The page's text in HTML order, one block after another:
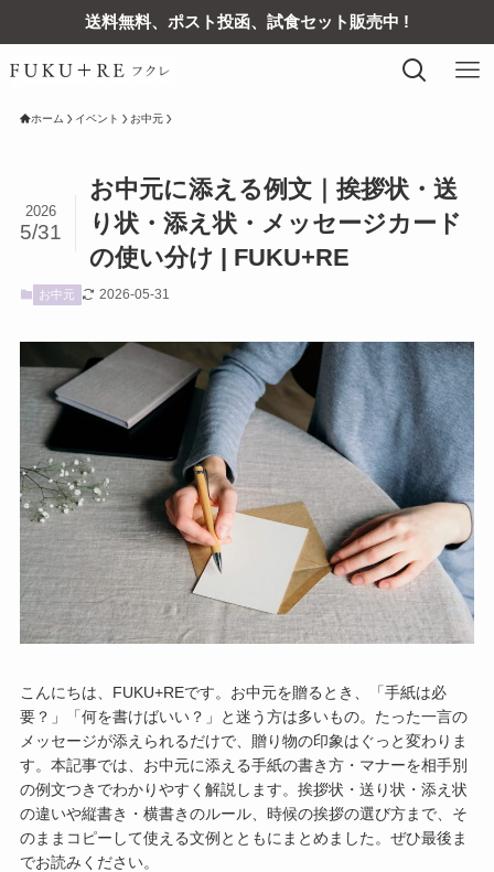
送料無料、ポスト投函、試食セット販売中 !
ホーム イベント お中元
お中元に添える例文｜挨拶状・送
り状・添え状・メッセージカード
の使い分け | FUKU+RE
2026
5/31
お中元 2026-05-31
こんにちは、FUKU+REです。お中元を贈るとき、「手紙は必
要？」「何を書けばいい？」と迷う方は多いもの。たった一言の
メッセージが添えられるだけで、贈り物の印象はぐっと変わりま
す。本記事では、お中元に添える手紙の書き方・マナーを相手別
の例文つきでわかりやすく解説します。挨拶状・送り状・添え状
の違いや縦書き・横書きのルール、時候の挨拶の選び方まで、そ
のままコピーして使える文例とともにまとめました。ぜひ最後ま
でお読みください。